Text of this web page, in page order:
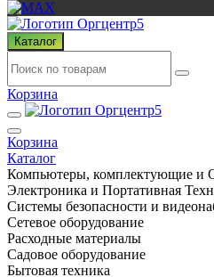
Каталог
Корзина
Корзина
Каталог
Компьютеры, комплектующие и
Электроника и Портативная
Системы безопасности и
Сетевое оборудование
Расходные материалы
Садовое оборудование
Бытовая техника